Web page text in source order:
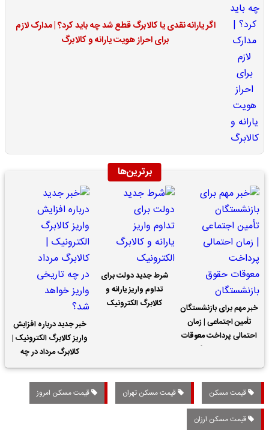
اگر یارانه نقدی یا کالابرگ قطع شد چه باید کرد؟ | مدارک لازم
برای احراز هویت یارانه و کالابرگ
برترین‌ها
خبر مهم برای بازنشستگان
تأمین اجتماعی | زمان
احتمالی پرداخت معوقات
شرط جدید دولت برای
تداوم واریز یارانه و
کالابرگ الکترونیک
خبر جدید درباره افزایش
واریز کالابرگ الکترونیک |
کالابرگ مرداد در چه
تاریخی واریز خواهد شد؟
قیمت مسکن قیمت مسکن تهران قیمت مسکن امروز
قیمت مسکن ارزان